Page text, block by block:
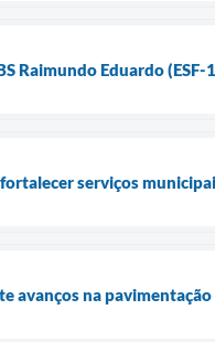
Raimundo Eduardo
serviços
avanços na